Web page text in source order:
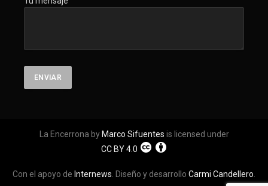
La Encerrona by Marco Sifuentes is licensed under
CC BY 4.0
Con el apoyo de Internews . Diseño y desarrollo Carmi Candellero